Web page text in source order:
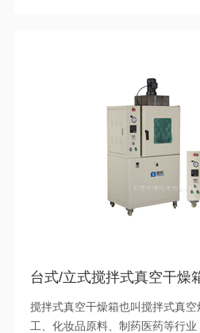
台式/立式搅拌式真空干燥
搅拌式真空干燥箱也叫搅拌式真
工、化妆品原料、制药医药等行业